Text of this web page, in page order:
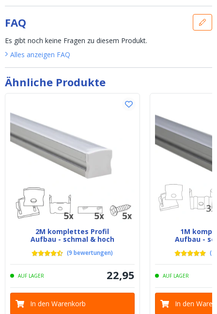
Ähnliche Produkte
2M komplettes Profil
Aufbau - schmal & hoch
(9 bewertungen)
AUF LAGER 22,95
In den Warenkorb
1M
Aufbau -
(
AUF LAGER
In den
FAQ
Es gibt noch keine Fragen zu diesem Produkt.
Alles anzeigen FAQ